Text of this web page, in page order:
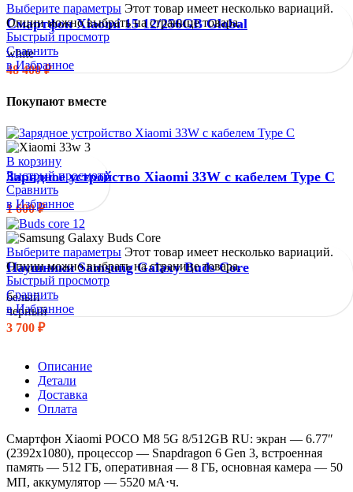
Выберите параметры Этот товар имеет несколько вариаций.
Опции можно выбрать на странице товара.
Быстрый просмотр
Сравнить
в Избранное
Смартфон Xiaomi 15 12/256GB Global
white
48 400₽
Покупают вместе
В корзину
Быстрый просмотр
Сравнить
в Избранное
Зарядное устройство Xiaomi 33W с кабелем Type C
1 600₽
Выберите параметры Этот товар имеет несколько вариаций.
Опции можно выбрать на странице товара.
Быстрый просмотр
Сравнить
в Избранное
Наушники Samsung Galaxy Buds Core
белый
черный
3 700 ₽
Описание
Детали
Доставка
Оплата
Смартфон Xiaomi POCO M8 5G 8/512GB RU: экран — 6.77″
(2392х1080), процессор — Snapdragon 6 Gen 3, встроенная
память — 512 ГБ, оперативная — 8 ГБ, основная камера — 50
МП, аккумулятор — 5520 мА⋅ч.